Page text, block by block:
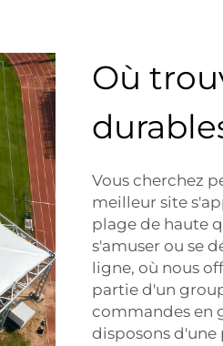
Où
Vous cherchez
meilleur site
plage de haute
s'amuser ou se
ligne, où nous
partie d'un
commandes en
disposons d'une